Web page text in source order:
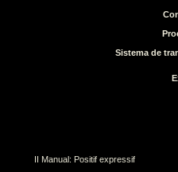
Sistema de
II Manual: Positif expressif